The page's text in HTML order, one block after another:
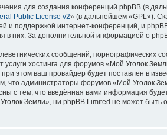
для создания конференций phpBB (в
Public License v2» (в дальнейшем «GPL»).
и поддержкой интернет-конференций, и
в них. За дополнительной информацией о
сообщений, порнографических
хостинга для форумов «Мой Уголок
этом ваш провайдер будет поставлен в
что администраторы форумов «Мой Уголок
с тем, что введённая вами информация
Земли», ни phpBB Limited не может быть